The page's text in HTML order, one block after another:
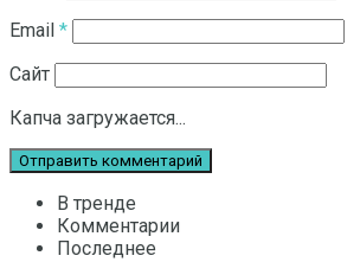
Email *
Сайт
Капча загружается...
В тренде
Комментарии
Последнее